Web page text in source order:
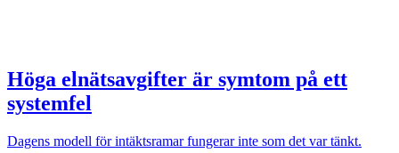
Höga elnätsavgifter är symtom på ett
systemfel
Dagens modell för intäktsramar fungerar inte som det var tänkt.